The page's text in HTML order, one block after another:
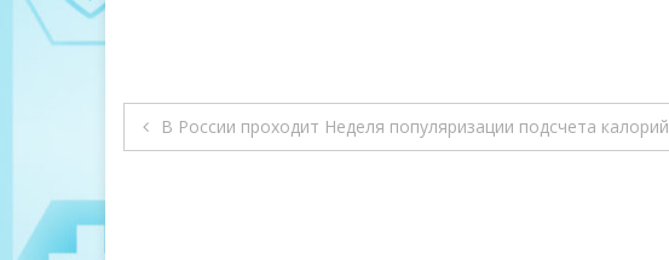
Навигация
В России проходит Неделя популяризации подсчета калорий